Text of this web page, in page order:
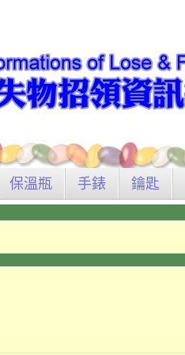
保溫瓶 手錶 鑰匙